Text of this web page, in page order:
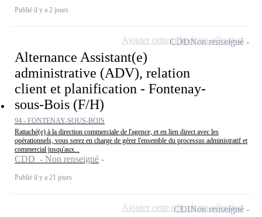
Publié il y a 2 jours
Alternance Assistant(e)
administrative (ADV), relation
client et planification - Fontenay-
sous-Bois (F/H)
94 - FONTENAY-SOUS-BOIS
Rattaché(e) à la direction commerciale de l'agence, et en lien direct avec les
opérationnels, vous serez en charge de gérer l'ensemble du processus administratif et
commercial jusqu'aux...
CDD - Non renseigné
Publié il y a 21 jours
CDDNon renseigné
Ajouter cette offre à ma sélection
CDINon renseigné
Ajouter cette offre à ma sélection